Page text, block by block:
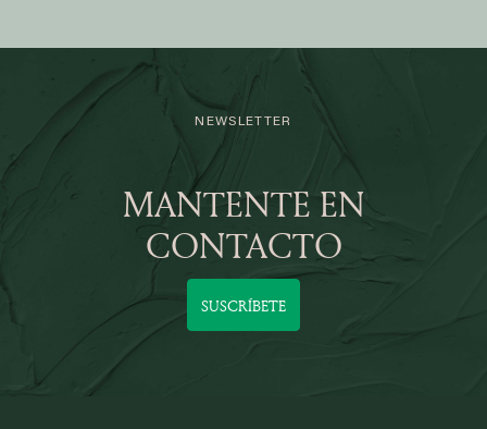
NEWSLETTER
MANTENTE EN
CONTACTO
SUSCRÍBETE